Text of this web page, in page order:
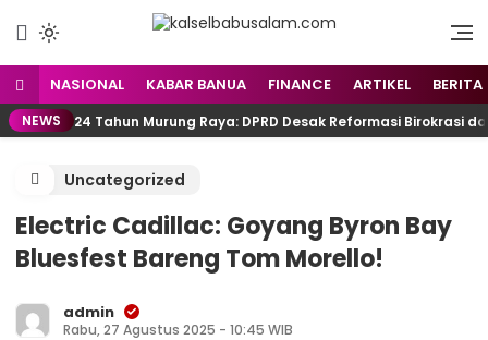
NASIONAL KABAR BANUA FINANCE ARTIKEL BERITA
NEWS 24 Tahun Murung Raya: DPRD Desak Reformasi Birokrasi
Uncategorized
Electric Cadillac: Goyang Byron Bay
Bluesfest Bareng Tom Morello!
admin
Rabu, 27 Agustus 2025 - 10:45 WIB